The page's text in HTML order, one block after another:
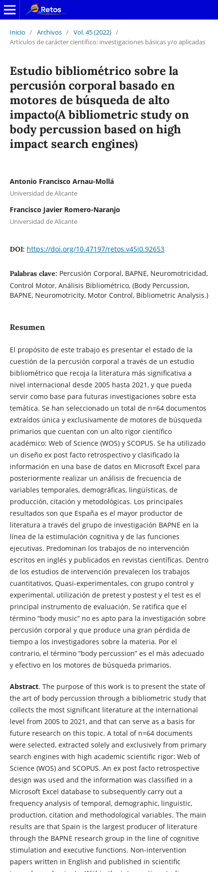
Inicio / Archivos / Vol. 45 (2022) /
Artículos de carácter científico: investigaciones básicas y/o aplicadas
Estudio bibliométrico sobre la
percusión corporal basado en
motores de búsqueda de alto
impacto(A bibliometric study on
body percussion based on high
impact search engines)
Antonio Francisco Arnau-Mollá
Universidad de Alicante
Francisco Javier Romero-Naranjo
Universidad de Alicante
DOI: https://doi.org/10.47197/retos.v45i0.92653
Palabras clave: Percusión Corporal, BAPNE, Neuromotricidad,
Control Motor, Análisis Bibliométrico, (Body Percussion,
BAPNE, Neuromotricity, Motor Control, Bibliometric Analysis.)
Resumen
El propósito de este trabajo es presentar el estado de la
cuestión de la percusión corporal a través de un estudio
bibliométrico que recoja la literatura más significativa a
nivel internacional desde 2005 hasta 2021, y que pueda
servir como base para futuras investigaciones sobre esta
temática. Se han seleccionado un total de n=64 documentos
extraídos única y exclusivamente de motores de búsqueda
primarios que cuentan con un alto rigor científico
académico: Web of Science (WOS) y SCOPUS. Se ha utilizado
un diseño ex post facto retrospectivo y clasificado la
información en una base de datos en Microsoft Excel para
posteriormente realizar un análisis de frecuencia de
variables temporales, demográficas, lingüísticas, de
producción, citación y metodológicas. Los principales
resultados son que España es el mayor productor de
literatura a través del grupo de investigación BAPNE en la
línea de la estimulación cognitiva y de las funciones
ejecutivas. Predominan los trabajos de no intervención
escritos en inglés y publicados en revistas científicas. Dentro
de los estudios de intervención prevalecen los trabajos
cuantitativos, Quasi-experimentales, con grupo control y
experimental, utilización de pretest y postest y el test es el
principal instrumento de evaluación. Se ratifica que el
término “body music” no es apto para la investigación sobre
percusión corporal y que produce una gran pérdida de
tiempo a los investigadores sobre la materia. Por el
contrario, el término “body percussion” es el más adecuado
y efectivo en los motores de búsqueda primarios.
Abstract. The purpose of this work is to present the state of
the art of body percussion through a bibliometric study that
collects the most significant literature at the international
level from 2005 to 2021, and that can serve as a basis for
future research on this topic. A total of n=64 documents
were selected, extracted solely and exclusively from primary
search engines with high academic scientific rigor: Web of
Science (WOS) and SCOPUS. An ex post facto retrospective
design was used and the information was classified in a
Microsoft Excel database to subsequently carry out a
frequency analysis of temporal, demographic, linguistic,
production, citation and methodological variables. The main
results are that Spain is the largest producer of literature
through the BAPNE research group in the line of cognitive
stimulation and executive functions. Non-intervention
papers written in English and published in scientific